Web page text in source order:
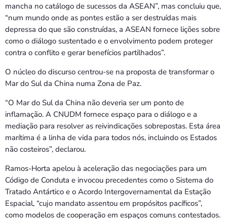
mancha no catálogo de sucessos da ASEAN”, mas concluiu que,
“num mundo onde as pontes estão a ser destruídas mais
depressa do que são construídas, a ASEAN fornece lições sobre
como o diálogo sustentado e o envolvimento podem proteger
contra o conflito e gerar benefícios partilhados”.
O núcleo do discurso centrou-se na proposta de transformar o
Mar do Sul da China numa Zona de Paz.
“O Mar do Sul da China não deveria ser um ponto de
inflamação. A CNUDM fornece espaço para o diálogo e a
mediação para resolver as reivindicações sobrepostas. Esta área
marítima é a linha de vida para todos nós, incluindo os Estados
não costeiros”, declarou.
Ramos-Horta apelou à aceleração das negociações para um
Código de Conduta e invocou precedentes como o Sistema do
Tratado Antártico e o Acordo Intergovernamental da Estação
Espacial, “cujo mandato assentou em propósitos pacíficos”,
como modelos de cooperação em espaços comuns contestados.